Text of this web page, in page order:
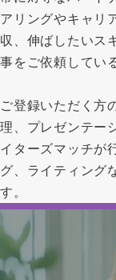
アリングやキャリ
収、伸ばしたいス
事をご依頼してい
ご登録いただく方
理、プレゼンテー
イターズマッチが
グ、ライティング
す。